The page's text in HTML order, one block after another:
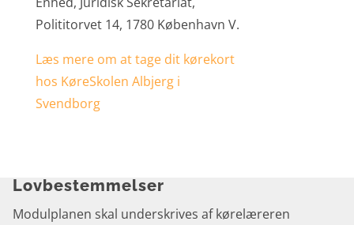
Polititorvet 14, 1780 København V.
Læs mere om at tage dit kørekort
hos KøreSkolen Albjerg i
Svendborg
Lovbestemmelser
Modulplanen skal underskrives af kørelæreren